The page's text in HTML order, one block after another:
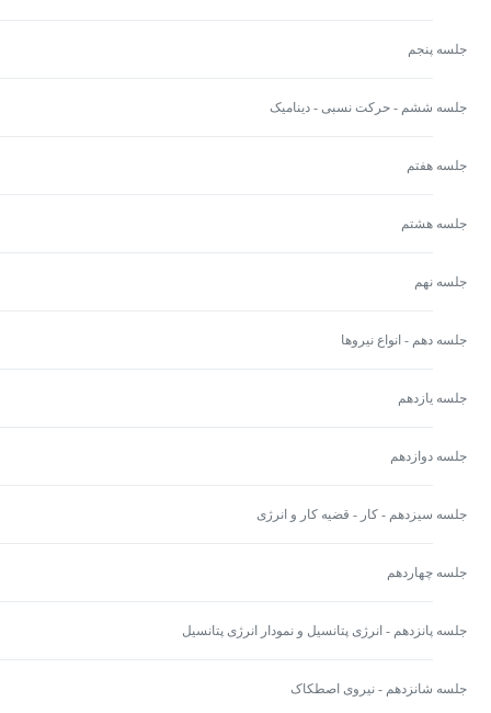
جلسه پنجم
جلسه ششم - حرکت نسبی - دینامیک
جلسه هفتم
جلسه هشتم
جلسه نهم
جلسه دهم - انواع نیروها
جلسه یازدهم
جلسه دوازدهم
جلسه سیزدهم - کار - قضیه کار و انرژی
جلسه چهاردهم
جلسه پانزدهم - انرژی پتانسیل و نمودار انرژی پتانسیل
جلسه شانزدهم - نیروی اصطکاک